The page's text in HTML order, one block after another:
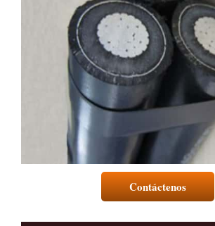
Contáctenos